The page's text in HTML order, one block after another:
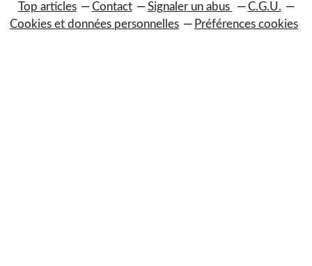
Top articles
Contact Signaler un abus
C.G.U.
Cookies et données personnelles
Préférences cookies